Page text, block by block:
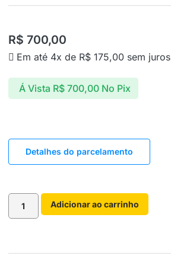
R$ 700,00
Em até 4x de R$ 175,00 sem juros
Á Vista R$700,00 No Pix
Detalhes do parcelamento
Adicionar ao carrinho